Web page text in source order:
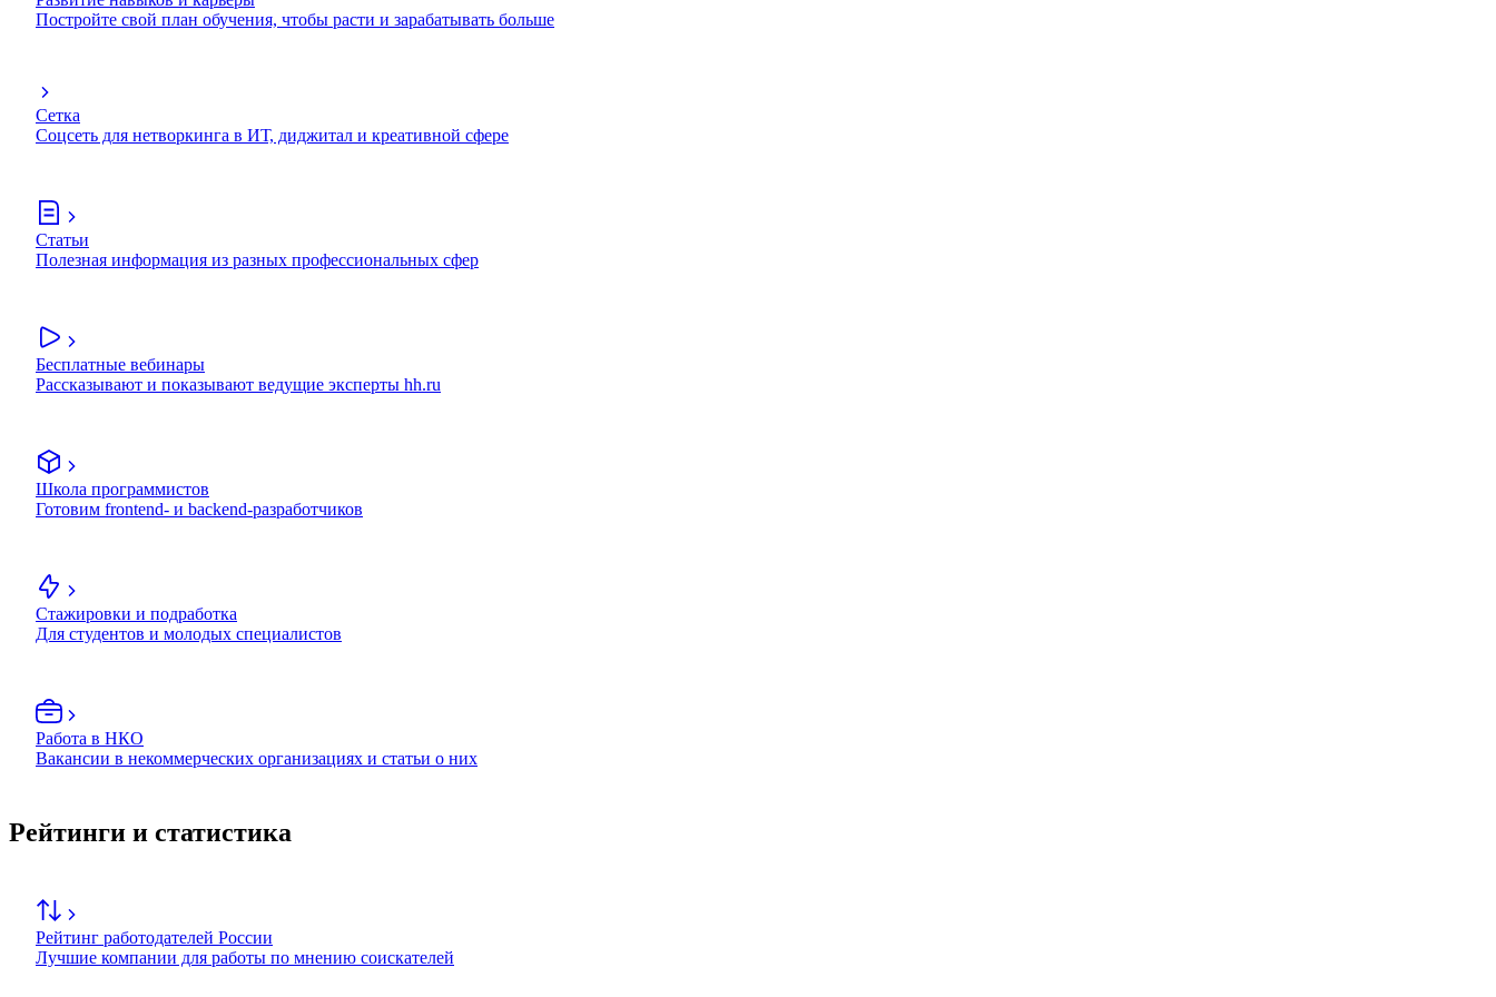
Постройте свой план обучения, чтобы расти и зарабатывать больше
Сетка
Соцсеть для нетворкинга в ИТ, диджитал и креативной сфере
Статьи
Полезная информация из разных профессиональных сфер
Бесплатные вебинары
Рассказывают и показывают ведущие эксперты hh.ru
Школа программистов
Готовим frontend- и backend-разработчиков
Стажировки и подработка
Для студентов и молодых специалистов
Работа в НКО
Вакансии в некоммерческих организациях и статьи о них
Рейтинги и статистика
Рейтинг работодателей России
Лучшие компании для работы по мнению соискателей